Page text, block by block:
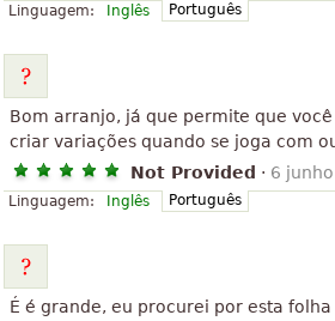
Linguagem: Inglês Português
Bom arranjo, já que permite que
criar variações quando se joga com
Not Provided · 6
Linguagem: Inglês Português
É é grande, eu procurei por esta